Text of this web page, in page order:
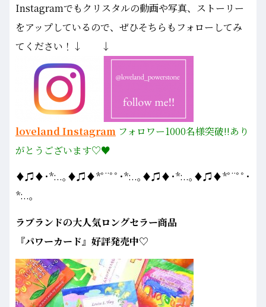
Instagramでもクリスタルの動画や写真、ストーリー
をアップしているので、ぜひそちらもフォローしてみ
てください！↓ ↓
loveland Instagram フォロワー1000名様突破!!あり
がとうございます♡♥
♦♫♦･*:..｡♦♫♦*ﾟ¨ﾟﾟ･*:..｡♦♫♦･*:..｡♦♫♦*ﾟ¨ﾟﾟ･
*:..｡
ラブランドの大人気ロングセラー商品
『パワーカード』好評発売中♡